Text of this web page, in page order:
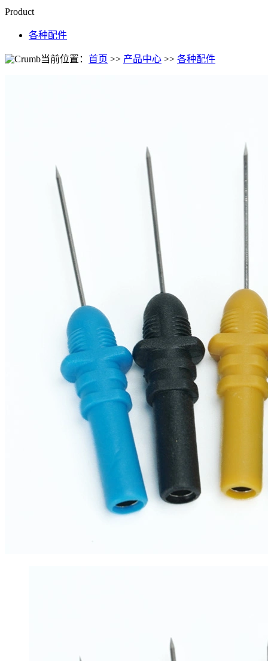
Product
各种配件
当前位置： 首页 >> 产品中心 >> 各种配件